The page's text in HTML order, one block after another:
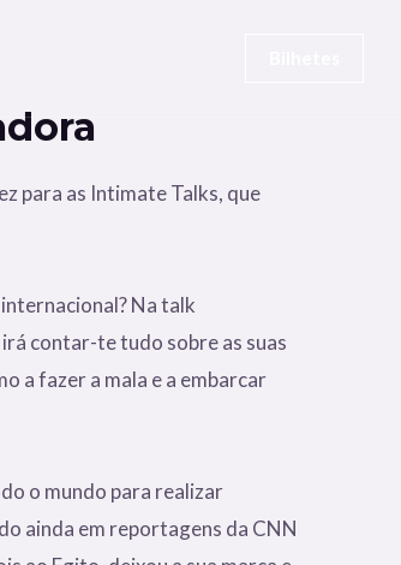
para as Intimate Talks, que
Na talk
contar-te tudo sobre as suas
a fazer a mala e a embarcar
o mundo para realizar
ainda em reportagens da CNN